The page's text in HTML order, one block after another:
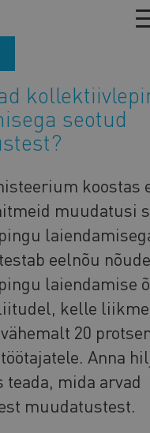
seotud
koostas
muudatusi
eelnõu
laiendamise
kelle
20
Anna
teada, mida arvad
muudatustest.